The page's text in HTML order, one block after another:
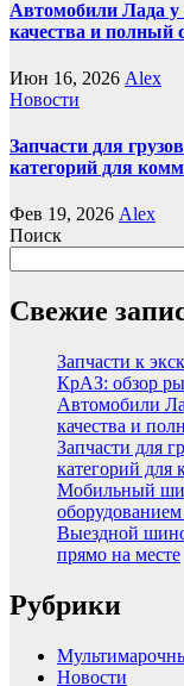
Автомобили Лада у
качества и полный
Июн 16, 2026 Alex
Новости
Запчасти для
категорий для
Фев 19, 2026 Alex
Поиск
Свежие
Запчасти к
КрАЗ: обзор
Автомобили
качества и
Запчасти для
категорий для
Мобильный
оборудованием
Выездной
прямо на месте
Рубрики
Новости